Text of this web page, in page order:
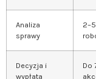
Analiza
sprawy
Decyzja i
wypłata
Do